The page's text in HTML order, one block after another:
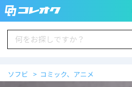
ソフビ コミック、アニメ